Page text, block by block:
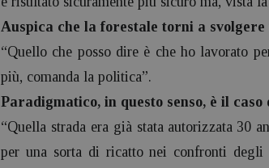
Auspica che la forestale torni a
“Quello che posso dire è che ho lavorato
più, comanda la politica”.
Paradigmatico, in questo senso, è il
“Quella strada era già stata autorizzata 30
per una sorta di ricatto nei confronti degli